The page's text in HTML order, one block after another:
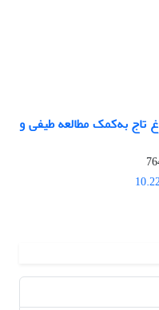
تاج به‌کمک مطالعه طیفی و